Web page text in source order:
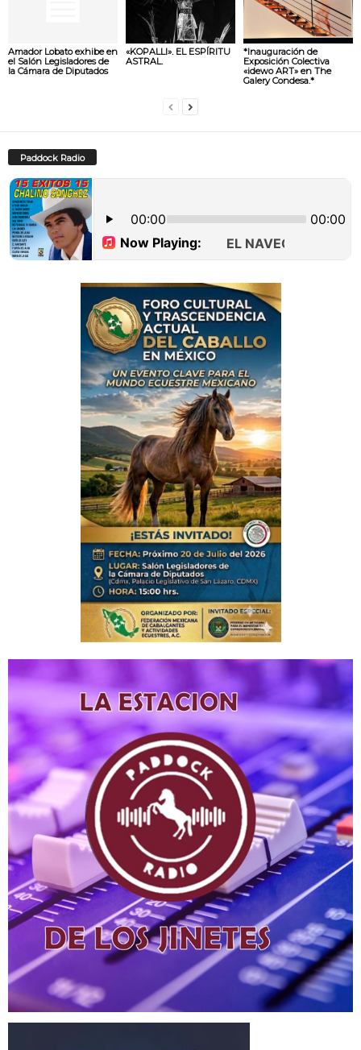
Amador Lobato exhibe en
el Salón Legisladores de
la Cámara de Diputados
«KOPALLI». EL ESPÍRITU
ASTRAL.
*Inauguración de
Exposición Colectiva
«idewo ART» en The
Galery Condesa.*
Paddock Radio